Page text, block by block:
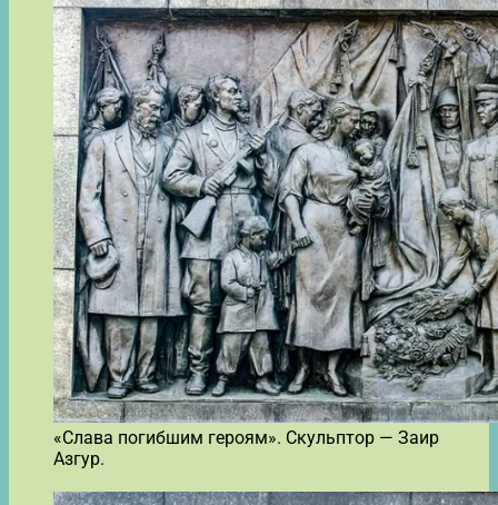
«Слава погибшим героям». Скульптор — Заир
Азгур.